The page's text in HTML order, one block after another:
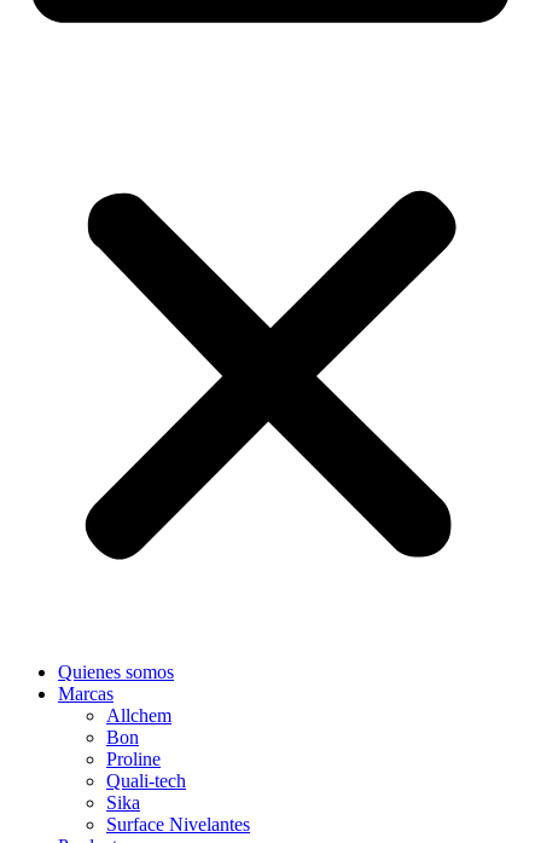
Quienes somos
Marcas
Allchem
Bon
Proline
Quali-tech
Sika
Surface Nivelantes